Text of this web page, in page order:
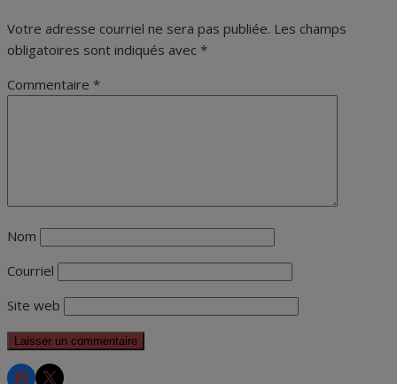
Votre adresse courriel ne sera pas publiée. Les champs
obligatoires sont indiqués avec *
Commentaire *
Nom
Courriel
Site web
CHRSCHRS